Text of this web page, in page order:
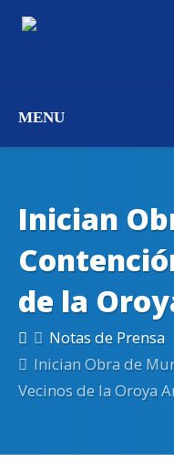
MENU
Inician
de la
Notas de Prensa
Inician Obra de
Vecinos de la Oroya